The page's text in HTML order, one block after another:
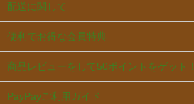
配送に関して
便利でお得な会員特典
商品レビューをして50ポイントをゲット！
PayPayご利用ガイド